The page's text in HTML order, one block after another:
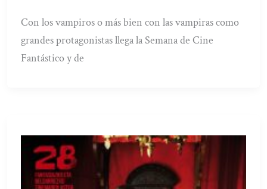
Con los vampiros o más bien con las vampiras como
grandes protagonistas llega la Semana de Cine
Fantástico y de